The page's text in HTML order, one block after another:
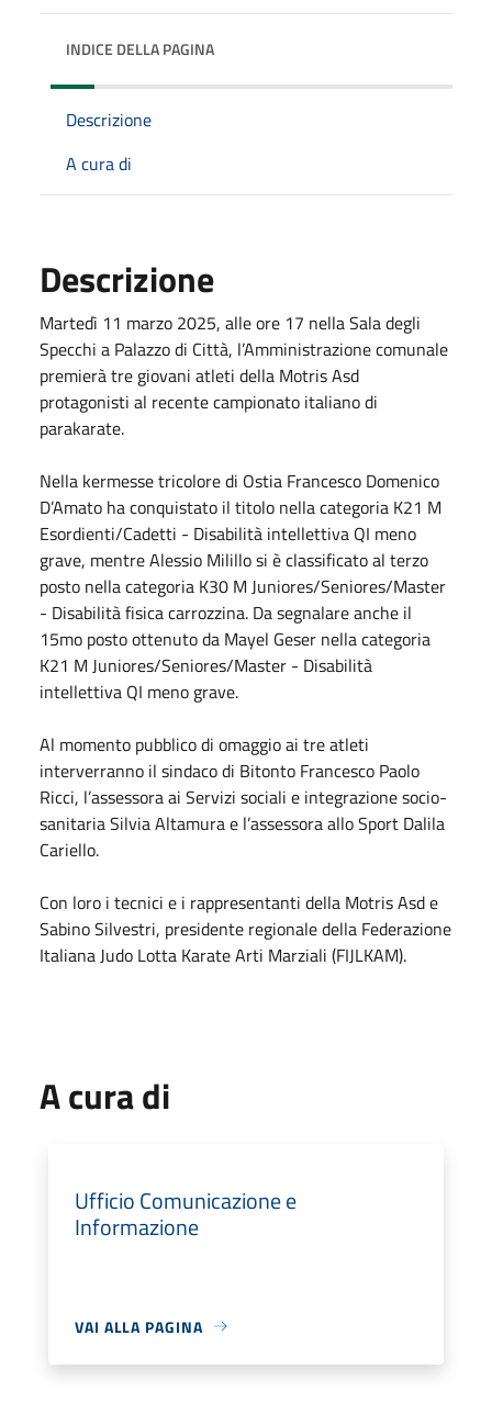
INDICE DELLA PAGINA
Descrizione
A cura di
Descrizione
Martedì 11 marzo 2025, alleore 17 nella Sala degli
Specchi a Palazzo di Città, l’Amministrazione comunale
premierà tre giovani atleti della Motris Asd
protagonisti al recente campionato italiano di
parakarate.
Nella kermesse tricolore di Ostia Francesco Domenico
D’Amato ha conquistato il titolo nella categoria K21 M
Esordienti/Cadetti - Disabilità intellettiva QI meno
grave, mentre Alessio Milillo si è classificato al terzo
posto nella categoria K30 M Juniores/Seniores/Master
- Disabilità fisica carrozzina. Da segnalare anche il
15mo posto ottenuto da Mayel Geser nella categoria
K21 M Juniores/Seniores/Master - Disabilità
intellettiva QI meno grave.
Al momento pubblico di omaggio ai tre atleti
interverranno il sindaco di Bitonto Francesco Paolo
Ricci, l’assessora ai Servizi sociali e integrazione socio-
sanitaria Silvia Altamura e l’assessora allo Sport Dalila
Cariello.
Con loro i tecnici e i rappresentanti della Motris Asd e
Sabino Silvestri, presidente regionale della Federazione
Italiana Judo Lotta Karate Arti Marziali (FIJLKAM).
A cura di
Ufficio Comunicazione e
Informazione
VAI ALLA PAGINA